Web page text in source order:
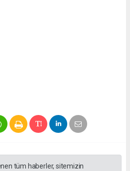
tüm haberler, sitemizin